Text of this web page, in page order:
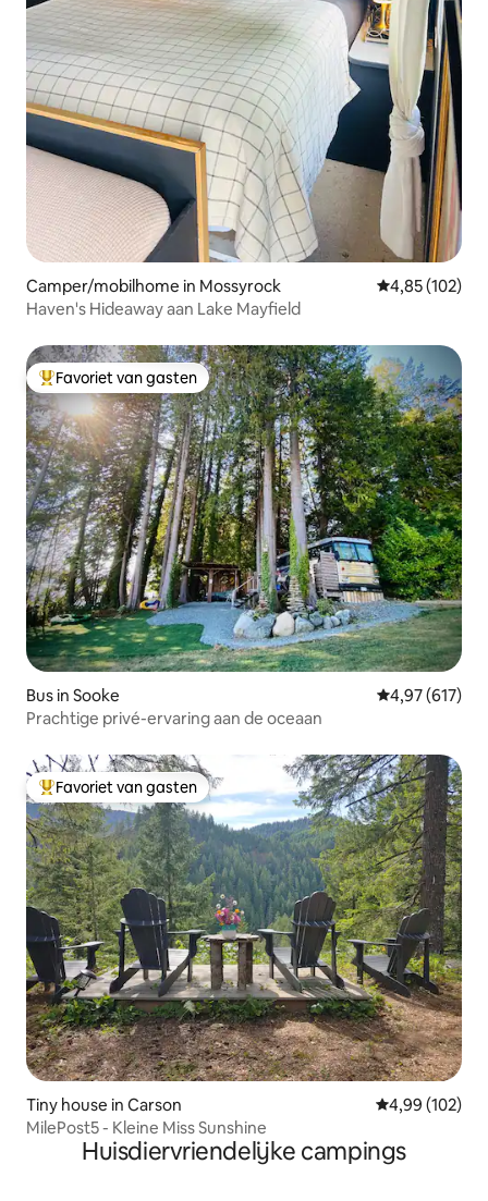
Camper/mobilhome in Mossyrock Gemiddelde
4,85 (102)
Haven's Hideaway aan Lake Mayfield
Topfavoriet van gasten
Favoriet van gasten
Bus in Sooke Gemiddelde
4,97 (617)
Prachtige privé-ervaring aan de oceaan
Topfavoriet van gasten
Favoriet van gasten
Tiny house in Carson Gemiddelde
4,99 (102)
MilePost5 - Kleine Miss Sunshine
Huisdiervriendelijke campings